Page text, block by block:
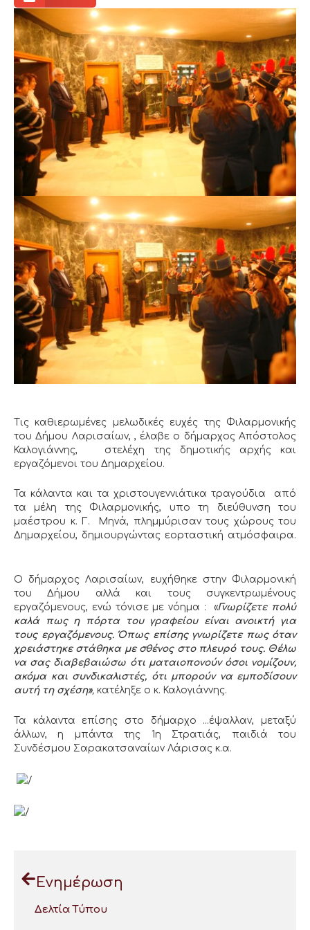
Τις καθιερωμένες μελωδικές ευχές της Φιλαρμονικής
του Δήμου Λαρισαίων, , έλαβε ο δήμαρχος Απόστολος
Καλογιάννης, στελέχη της δημοτικής αρχής και
εργαζόμενοι του Δημαρχείου.
Τα κάλαντα και τα χριστουγεννιάτικα τραγούδια από
τα μέλη της Φιλαρμονικής, υπο τη διεύθυνση του
μαέστρου κ. Γ. Μηνά, πλημμύρισαν τους χώρους του
Δημαρχείου, δημιουργώντας εορταστική ατμόσφαιρα.
Ο δήμαρχος Λαρισαίων, ευχήθηκε στην Φιλαρμονική
του Δήμου αλλά και τους συγκεντρωμένους
εργαζόμενους, ενώ τόνισε με νόημα : «Γνωρίζετε πολύ
καλά πως η πόρτα του γραφείου είναι ανοικτή για
τους εργαζόμενους. Όπως επίσης γνωρίζετε πως όταν
χρειάστηκε στάθηκα με σθένος στο πλευρό τους. Θέλω
να σας διαβεβαιώσω ότι ματαιοπονούν όσοι νομίζουν,
ακόμα και συνδικαλιστές, ότι μπορούν να εμποδίσουν
αυτή τη σχέση», κατέληξε ο κ. Καλογιάννης.
Τα κάλαντα επίσης στο δήμαρχο …έψαλλαν, μεταξύ
άλλων, η μπάντα της 1η Στρατιάς, παιδιά του
Συνδέσμου Σαρακατσαναίων Λάρισας κ.α.
Ενημέρωση
Δελτία Τύπου